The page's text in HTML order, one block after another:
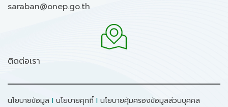
saraban@onep.go.th
ติดต่อเรา
นโยบายข้อมูล I นโยบายคุกกี้ I นโยบายคุ้มครองข้อมูลส่วนบุคคล